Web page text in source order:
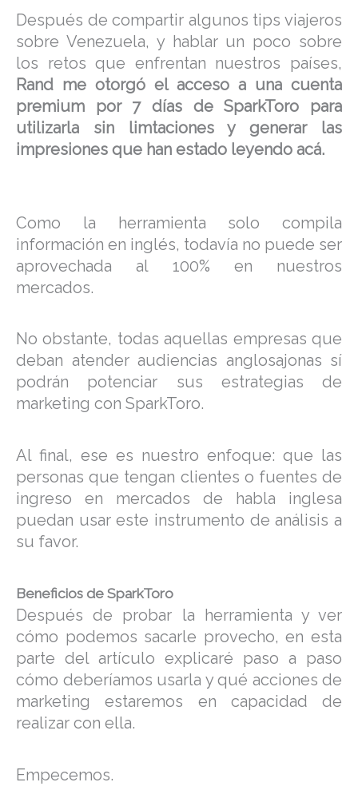
Después de compartir algunos tips viajeros
sobre Venezuela, y hablar un poco sobre
los retos que enfrentan nuestros países,
Rand me otorgó el acceso a una cuenta
premium por 7 días de SparkToro para
utilizarla sin limtaciones y generar las
impresiones que han estado leyendo acá.
Como la herramienta solo compila
información en inglés, todavía no puede ser
aprovechada al 100% en nuestros
mercados.
No obstante, todas aquellas empresas que
deban atender audiencias anglosajonas sí
podrán potenciar sus estrategias de
marketing con SparkToro.
Al final, ese es nuestro enfoque: que las
personas que tengan clientes o fuentes de
ingreso en mercados de habla inglesa
puedan usar este instrumento de análisis a
su favor.
Beneficios de SparkToro
Después de probar la herramienta y ver
cómo podemos sacarle provecho, en esta
parte del artículo explicaré paso a paso
cómo deberíamos usarla y qué acciones de
marketing estaremos en capacidad de
realizar con ella.
Empecemos.